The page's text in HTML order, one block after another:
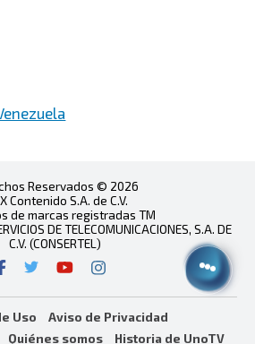
Reservados © 2026
Contenido S.A. de C.V.
de marcas registradas TM
DE TELECOMUNICACIONES, S.A. DE
C.V. (CONSERTEL)
Uso
Aviso de Privacidad
Quiénes somos Historia de UnoTV